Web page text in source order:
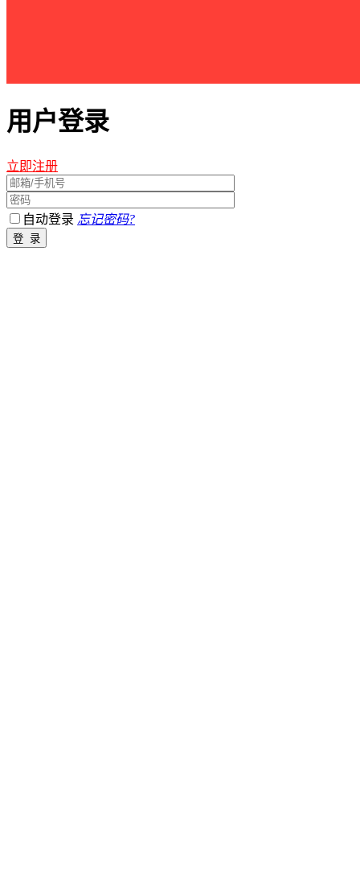
用户登录
立即注册
自动登录 忘记密码?